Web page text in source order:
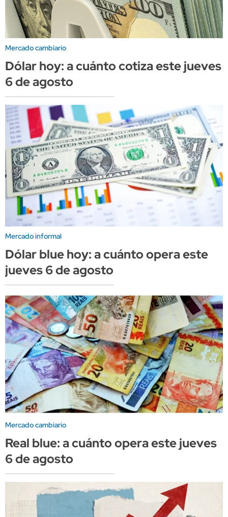
Mercado cambiario
Dólar hoy: a cuánto cotiza este jueves
6 de agosto
Mercado informal
Dólar blue hoy: a cuánto opera este
jueves 6 de agosto
Mercado cambiario
Real blue: a cuánto opera este jueves
6 de agosto